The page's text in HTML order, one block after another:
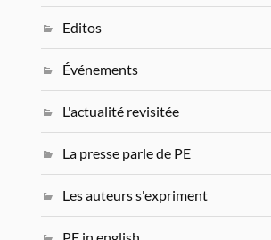
Editos
Événements
L'actualité revisitée
La presse parle de PE
Les auteurs s'expriment